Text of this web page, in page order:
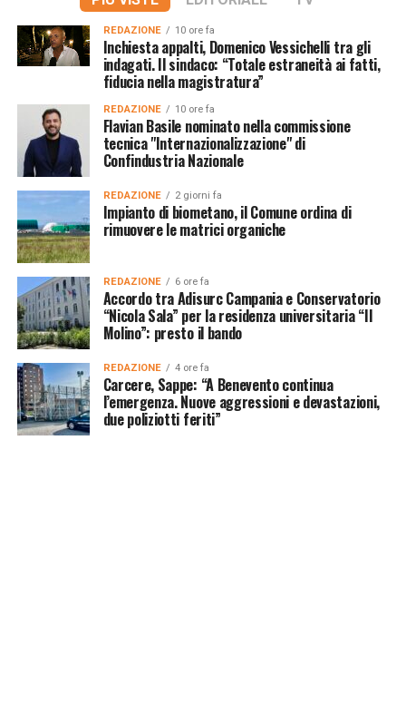
REDAZIONE 10 ore fa
Inchiesta appalti, Domenico Vessichelli tra gli
indagati. Il sindaco: “Totale estraneità ai fatti,
fiducia nella magistratura”
REDAZIONE 10 ore fa
Flavian Basile nominato nella commissione
tecnica "Internazionalizzazione" di
Confindustria Nazionale
REDAZIONE 2 giorni fa
Impianto di biometano, il Comune ordina di
rimuovere le matrici organiche
REDAZIONE 6 ore fa
Accordo tra Adisurc Campania e Conservatorio
“Nicola Sala” per la residenza universitaria “Il
Molino”: presto il bando
REDAZIONE 4 ore fa
Carcere, Sappe: “A Benevento continua
l’emergenza. Nuove aggressioni e devastazioni,
due poliziotti feriti”